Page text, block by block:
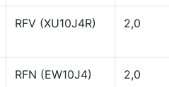
RFV (XU10J4R) 2,0
RFN (EW10J4) 2,0